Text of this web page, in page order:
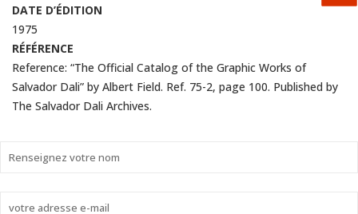
DATE D’ÉDITION
1975
RÉFÉRENCE
Reference: “The Official Catalog of the Graphic Works of
Salvador Dali” by Albert Field. Ref. 75-2, page 100. Published by
The Salvador Dali Archives.